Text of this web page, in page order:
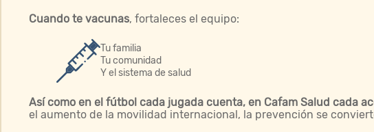
Cuando te vacunas, fortaleces el equipo:
Tu familia
Tu comunidad
Y el sistema de salud
Así como en el fútbol cada jugada cuenta, en Cafam Salud cada
el aumento de la movilidad internacional, la prevención se